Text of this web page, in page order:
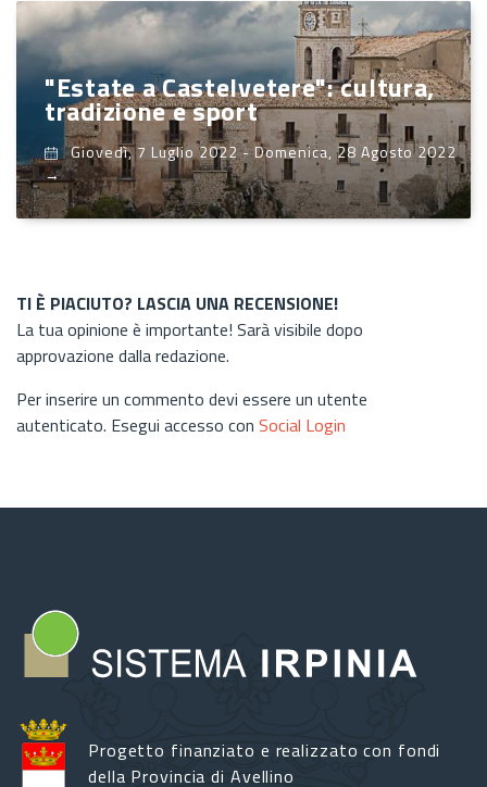
"Estate a Castelvetere": cultura,
tradizione e sport
Giovedì, 7 Luglio 2022-Domenica, 28 Agosto 2022
→
TI È PIACIUTO? LASCIA UNA RECENSIONE!
La tua opinione è importante! Sarà visibile dopo
approvazione dalla redazione.
Per inserire un commento devi essere un utente
autenticato. Esegui accesso con Social Login
Progetto finanziato e realizzato con fondi
della Provincia di Avellino